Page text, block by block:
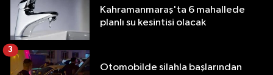
Kahramanmaraş'ta 6 mahallede
planlı su kesintisi olacak
Otomobilde silahla başlarından
3